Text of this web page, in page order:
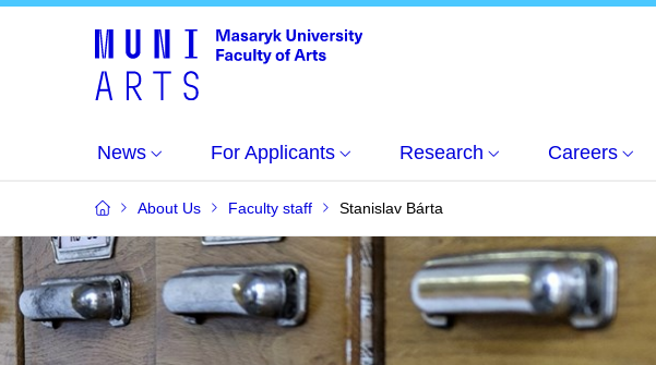
News For Applicants Research Careers
About Us Faculty staff Stanislav Bárta